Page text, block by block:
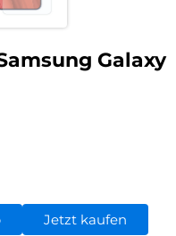
Galaxy
Jetzt kaufen